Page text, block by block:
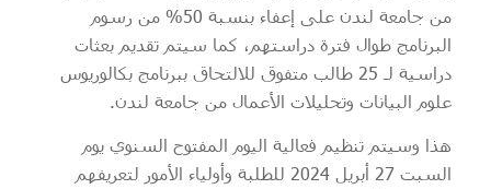
من جامعة لندن على إعفاء بنسبة 50% من رسوم
البرنامج طوال فترة دراستهم، كما سيتم تقديم بعثات
دراسية لـ 25 طالب متفوق للالتحاق ببرنامج بكالوريوس
علوم البيانات وتحليلات الأعمال من جامعة لندن.
هذا وسيتم تنظيم فعالية اليوم المفتوح السنوي يوم
السبت 27 أبريل 2024 للطلبة وأولياء الأمور لتعريفهم